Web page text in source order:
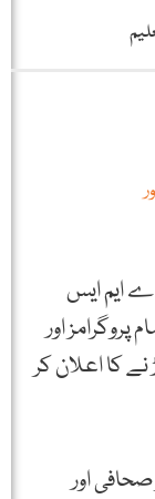
ایم ایس
اور
نے کا اعلان کر
اور